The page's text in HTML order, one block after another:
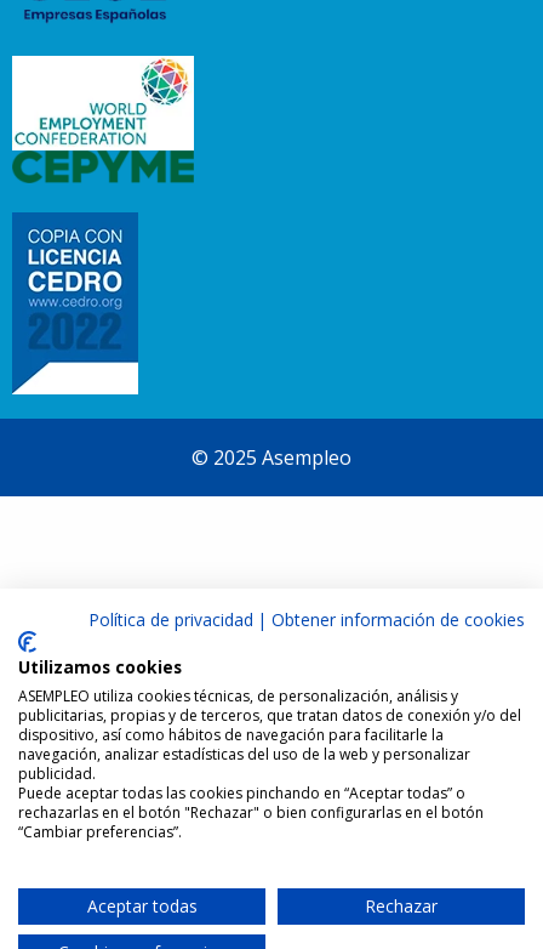
© 2025 Asempleo
Política de privacidad | Obtener información de cookies
Utilizamos cookies
ASEMPLEO utiliza cookies técnicas, de personalización, análisis y
publicitarias, propias y de terceros, que tratan datos de conexión y/o del
dispositivo, así como hábitos de navegación para facilitarle la
navegación, analizar estadísticas del uso de la web y personalizar
publicidad.
Puede aceptar todas las cookies pinchando en “Aceptar todas” o
rechazarlas en el botón "Rechazar" o bien configurarlas en el botón
“Cambiar preferencias”.
Aceptar todas
Rechazar